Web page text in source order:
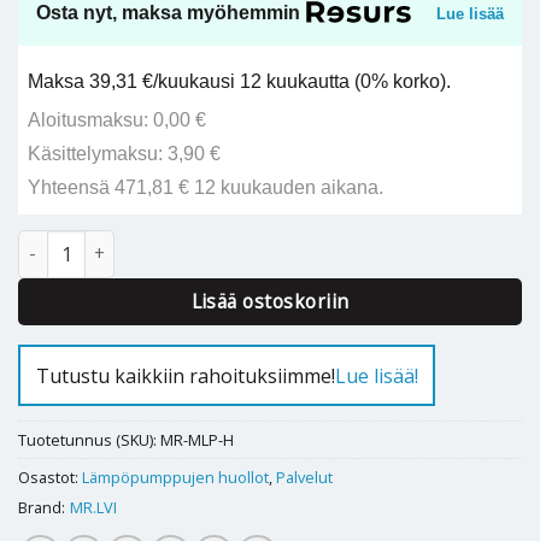
Osta nyt, maksa myöhemmin Lue lisää
Maksa 39,31 €/kuukausi 12 kuukautta (0% korko).
Aloitusmaksu: 0,00 €
Käsittelymaksu: 3,90 €
Yhteensä 471,81 € 12 kuukauden aikana.
Maalämpöpumpun huolto määrä
Lisää ostoskoriin
Alternative:
Tutustu kaikkiin rahoituksiimme!Lue lisää!
Tuotetunnus (SKU): MR-MLP-H
Osastot: Lämpöpumppujen huollot,Palvelut
Brand: MR.LVI